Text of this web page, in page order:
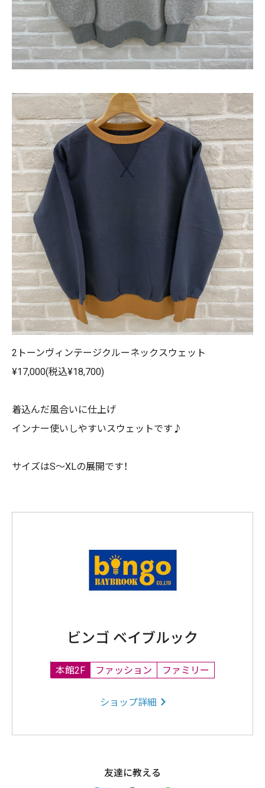
2トーンヴィンテージクルーネックスウェット
¥17,000(税込¥18,700)
着込んだ風合いに仕上げ
インナー使いしやすいスウェットです♪
サイズはS～XLの展開です！
ビンゴ ベイブルック
本館2F ファッション ファミリー
ショップ詳細
友達に教える